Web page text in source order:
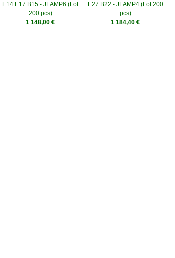
E14 E17 B15 - JLAMP6 (Lot
200 pcs)
1 148,00 €
E27 B22 - JLAMP4 (Lot 200
pcs)
1 184,40 €